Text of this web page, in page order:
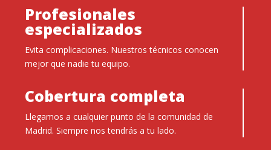
Profesionales
especializados
Evita complicaciones. Nuestros técnicos conocen
mejor que nadie tu equipo.
Cobertura completa
Llegamos a cualquier punto de la comunidad de
Madrid. Siempre nos tendrás a tu lado.